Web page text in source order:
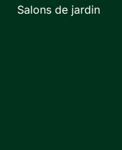
Salons de jardin